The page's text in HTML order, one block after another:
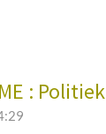
: Politiek